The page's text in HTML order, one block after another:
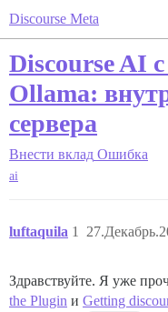
Discourse Meta
Discourse AI
Ollama:
сервера
Внести вклад Ошибка
ai
luftaquila 1
Здравствуйте. Я уже
the Plugin и Getting